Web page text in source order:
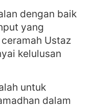
dengan baik
yang
Ustaz
kelulusan
untuk
dalam